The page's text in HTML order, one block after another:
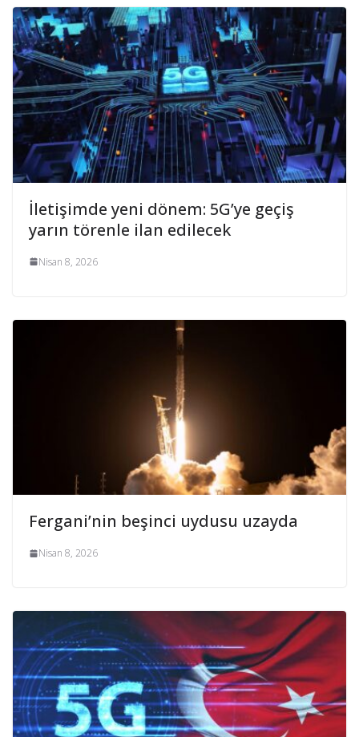
İletişimde yeni dönem: 5G’ye geçiş
yarın törenle ilan edilecek
Nisan 8, 2026
Fergani’nin beşinci uydusu uzayda
Nisan 8, 2026